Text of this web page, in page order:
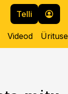
Telli
Videod